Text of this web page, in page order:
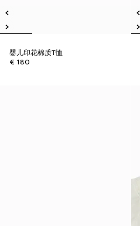
婴儿印花棉质T恤
€ 180